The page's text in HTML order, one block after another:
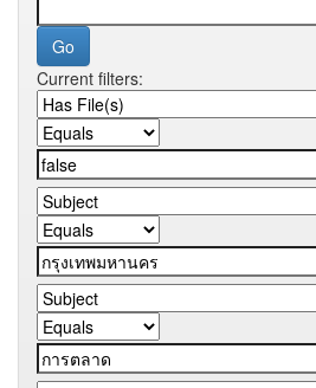
Current filters: